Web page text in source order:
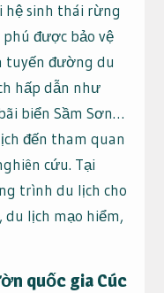
hệ sinh thái rừng
được bảo vệ
tuyến đường du
hấp dẫn như
biển Sầm Sơn…
đến tham quan
cứu. Tại
trình du lịch cho
du lịch mạo hiểm,
quốc gia Cúc